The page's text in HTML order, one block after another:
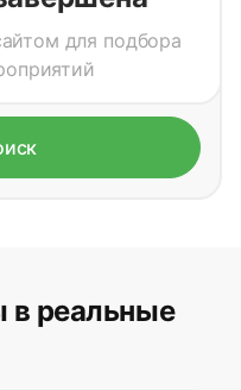
для подбора
реальные